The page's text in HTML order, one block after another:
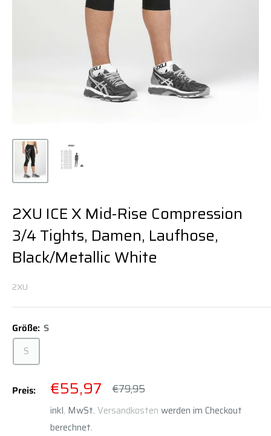
2XU ICE X Mid-Rise Compression
3/4 Tights, Damen, Laufhose,
Black/Metallic White
2XU
Größe: S
S
Preis: Sonderpreis
€55,97 Normalpreis
€79,95
inkl. MwSt. Versandkosten werden im Checkout
berechnet.